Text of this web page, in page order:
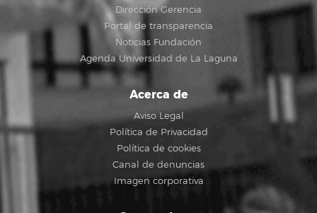
Dirección Gerencia
Portal de transparencia
Noticias Fundación
Agenda Universidad de La Laguna
Acerca de
Aviso Legal
Política de Privacidad
Política de cookies
Canal de denuncias
Imagen corporativa